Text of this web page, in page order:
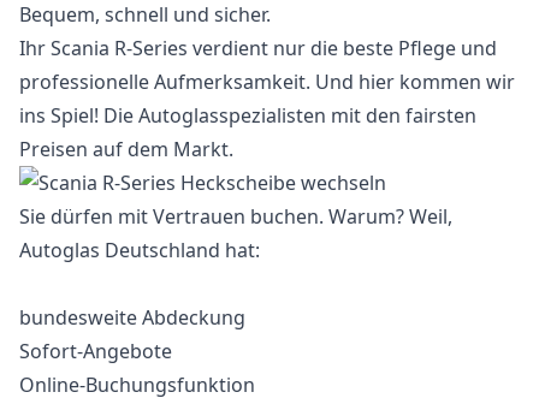
Bequem, schnell und sicher.
Ihr Scania R-Series verdient nur die beste Pflege und
professionelle Aufmerksamkeit. Und hier kommen wir
ins Spiel! Die Autoglasspezialisten mit den fairsten
Preisen auf dem Markt.
Sie dürfen mit Vertrauen buchen. Warum? Weil,
Autoglas Deutschland hat:
bundesweite Abdeckung
Sofort-Angebote
Online-Buchungsfunktion